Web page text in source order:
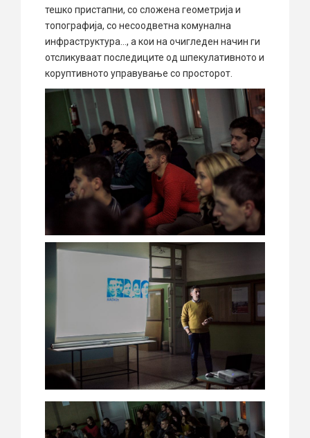
тешко пристапни, со сложена геометрија и
топографија, со несоодветна комунална
инфраструктура…, а кои на очигледен начин ги
отсликуваат последиците од шпекулативното и
коруптивното управување со просторот.